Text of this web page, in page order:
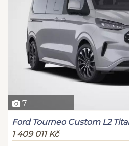
7
Ford Tourneo Custom L2
1 409 011 Kč